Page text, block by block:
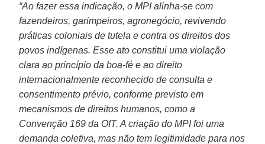
“Ao fazer essa indicação, o MPI alinha-se com
fazendeiros, garimpeiros, agronegócio, revivendo
práticas coloniais de tutela e contra os direitos dos
povos indígenas. Esse ato constitui uma violação
clara ao princípio da boa-fé e ao direito
internacionalmente reconhecido de consulta e
consentimento prévio, conforme previsto em
mecanismos de direitos humanos, como a
Convenção 169 da OIT. A criação do MPI foi uma
demanda coletiva, mas não tem legitimidade para nos